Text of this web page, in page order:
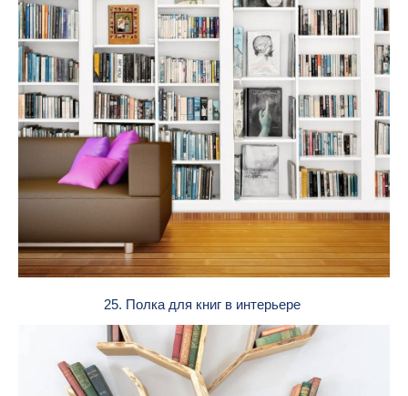
25. Полка для книг в интерьере